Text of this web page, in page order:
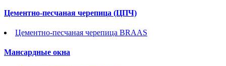
Цементно-песчаная черепица (ЦПЧ)
Цементно-песчаная черепица BRAAS
Мансардные окна